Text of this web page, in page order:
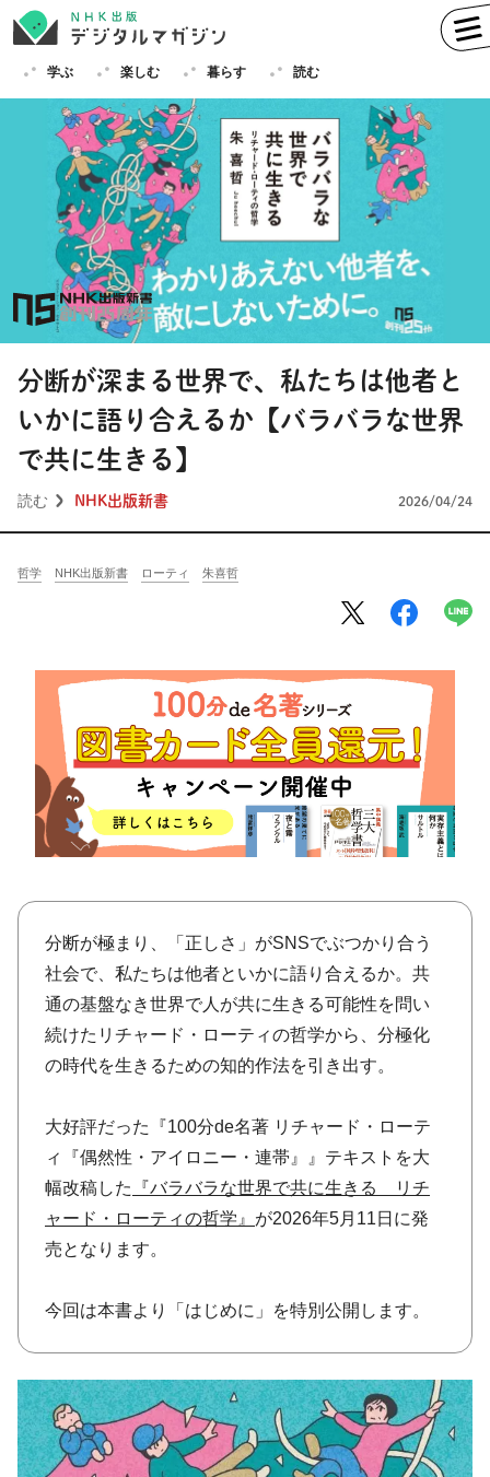
学ぶ 楽しむ 暮らす 読む
学ぶ フランス語
ドイツ語 イタリア語
スペイン語 ロシア語
その他
楽しむ
NHKブックス 100分de名著
その他
きょうの レシピ
レシピ その他
ABOUT
keyword
分断が深まる世界で、私たちは他者と
いかに語り合えるか【バラバラな世界
で共に生きる】
読む NHK出版新書 2026/04/24
哲学 NHK出版新書 ローティ 朱喜哲
分断が極まり、「正しさ」がSNSでぶつかり合う
社会で、私たちは他者といかに語り合えるか。共
通の基盤なき世界で人が共に生きる可能性を問い
続けたリチャード・ローティの哲学から、分極化
の時代を生きるための知的作法を引き出す。
大好評だった『100分de名著 リチャード・ローテ
ィ『偶然性・アイロニー・連帯』』テキストを大
幅改稿した
『バラバラな世界で共に生きる リチ
ャード・ローティの哲学』 が2026年5月11日に発
売となります。
今回は本書より「はじめに」を特別公開します。